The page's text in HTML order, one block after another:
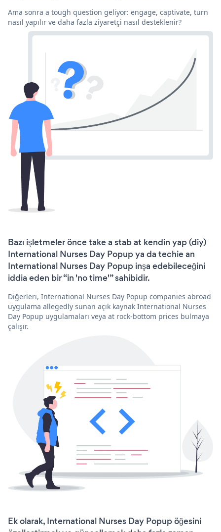
Ama sonra a tough question geliyor: engage, captivate, turn
nasıl yapılır ve daha fazla ziyaretçi nasıl desteklenir?
Bazı işletmeler önce take a stab at kendin yap (diy)
International Nurses Day Popup ya da techie an
International Nurses Day Popup inşa edebileceğini
iddia eden bir “in 'no time'” sahibidir.
Diğerleri, International Nurses Day Popup companies abroad
uygulama allegedly sunan açık kaynak International Nurses
Day Popup uygulamaları veya at rock-bottom prices bulmaya
çalışır.
Ek olarak, International Nurses Day Popup öğesini